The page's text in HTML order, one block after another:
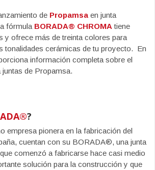
de Propamsa en junta
fórmula BORADA® CHROMAtiene
y ofrece más de treinta colores para
tonalidades cerámicas de tu proyecto. En
información completa sobre el
de Propamsa.
?
empresa pionera en la fabricación del
cuentan con su BORADA®, una junta
comenzó a fabricarse hace casi medio
solución para la construcción y que